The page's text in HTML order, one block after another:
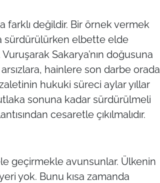
farklı değildir. Bir örnek vermek
sürdürülürken elbette elde
Sakarya’nın doğusuna
hainlere son darbe orada
hukuki süreci aylar yıllar
sonuna kadar sürdürülmeli
cesaretle çıkılmalıdır.
geçirmekle avunsunlar. Ülkenin
yok. Bunu kısa zamanda